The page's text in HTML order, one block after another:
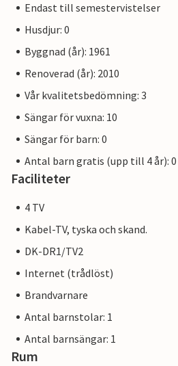
Endast till semestervistelser
Husdjur: 0
Byggnad (år): 1961
Renoverad (år): 2010
Vår kvalitetsbedömning: 3
Sängar för vuxna: 10
Sängar för barn: 0
Antal barn gratis (upp till 4 år): 0
Faciliteter
4 TV
Kabel-TV, tyska och skand.
DK-DR1/TV2
Internet (trådlöst)
Brandvarnare
Antal barnstolar: 1
Antal barnsängar: 1
Rum